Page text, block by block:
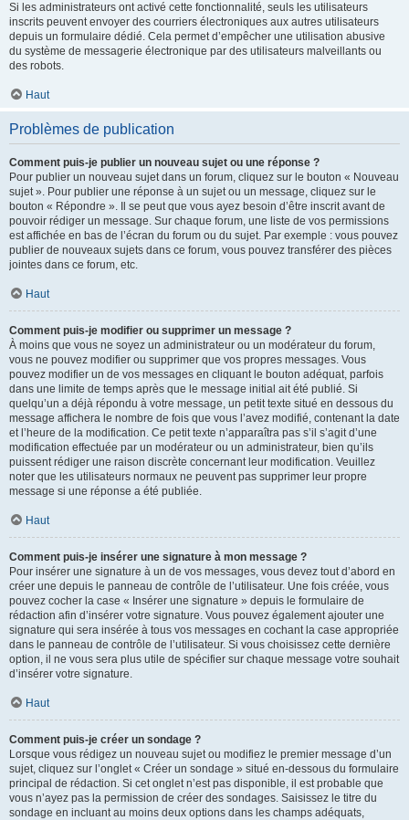
Si les administrateurs ont activé cette fonctionnalité, seuls les utilisateurs
inscrits peuvent envoyer des courriers électroniques aux autres utilisateurs
depuis un formulaire dédié. Cela permet d’empêcher une utilisation abusive
du système de messagerie électronique par des utilisateurs malveillants ou
des robots.
Haut
Problèmes de publication
Comment puis-je publier un nouveau sujet ou une réponse ?
Pour publier un nouveau sujet dans un forum, cliquez sur le bouton « Nouveau
sujet ». Pour publier une réponse à un sujet ou un message, cliquez sur le
bouton « Répondre ». Il se peut que vous ayez besoin d’être inscrit avant de
pouvoir rédiger un message. Sur chaque forum, une liste de vos permissions
est affichée en bas de l’écran du forum ou du sujet. Par exemple : vous pouvez
publier de nouveaux sujets dans ce forum, vous pouvez transférer des pièces
jointes dans ce forum, etc.
Haut
Comment puis-je modifier ou supprimer un message ?
À moins que vous ne soyez un administrateur ou un modérateur du forum,
vous ne pouvez modifier ou supprimer que vos propres messages. Vous
pouvez modifier un de vos messages en cliquant le bouton adéquat, parfois
dans une limite de temps après que le message initial ait été publié. Si
quelqu’un a déjà répondu à votre message, un petit texte situé en dessous du
message affichera le nombre de fois que vous l’avez modifié, contenant la date
et l’heure de la modification. Ce petit texte n’apparaîtra pas s’il s’agit d’une
modification effectuée par un modérateur ou un administrateur, bien qu’ils
puissent rédiger une raison discrète concernant leur modification. Veuillez
noter que les utilisateurs normaux ne peuvent pas supprimer leur propre
message si une réponse a été publiée.
Haut
Comment puis-je insérer une signature à mon message ?
Pour insérer une signature à un de vos messages, vous devez tout d’abord en
créer une depuis le panneau de contrôle de l’utilisateur. Une fois créée, vous
pouvez cocher la case « Insérer une signature » depuis le formulaire de
rédaction afin d’insérer votre signature. Vous pouvez également ajouter une
signature qui sera insérée à tous vos messages en cochant la case appropriée
dans le panneau de contrôle de l’utilisateur. Si vous choisissez cette dernière
option, il ne vous sera plus utile de spécifier sur chaque message votre souhait
d’insérer votre signature.
Haut
Comment puis-je créer un sondage ?
Lorsque vous rédigez un nouveau sujet ou modifiez le premier message d’un
sujet, cliquez sur l’onglet « Créer un sondage » situé en-dessous du formulaire
principal de rédaction. Si cet onglet n’est pas disponible, il est probable que
vous n’ayez pas la permission de créer des sondages. Saisissez le titre du
sondage en incluant au moins deux options dans les champs adéquats,